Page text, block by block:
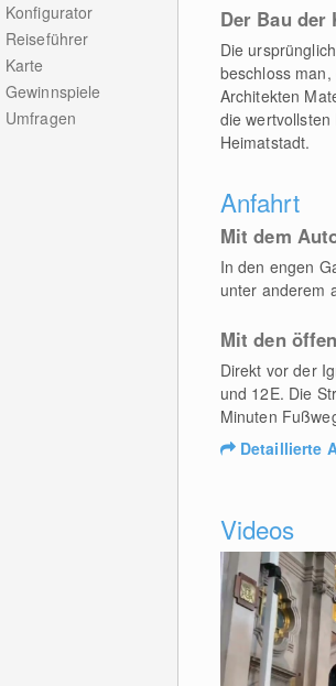
Konfigurator
Reiseführer
Karte
Gewinnspiele
Umfragen
Der Bau der
Die
beschloss
Architekten
die
Heimatstadt.
Anfahrt
Mit dem
In den engen
unter anderem
Mit den
Direkt vor der
und 12E. Die
Minuten
Detaillierte
Videos